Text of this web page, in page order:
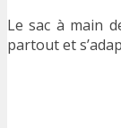
Le sac à main
partout et